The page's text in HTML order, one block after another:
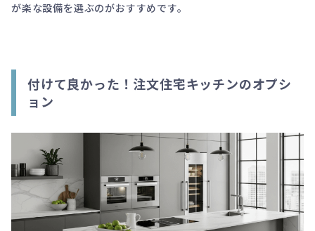
が楽な設備を選ぶのがおすすめです。
付けて良かった！注文住宅キッチンのオプシ
ョン